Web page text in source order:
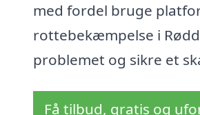
med fordel bruge
rottebekæmpelse i
problemet og sikre et
Få tilbud, gratis og